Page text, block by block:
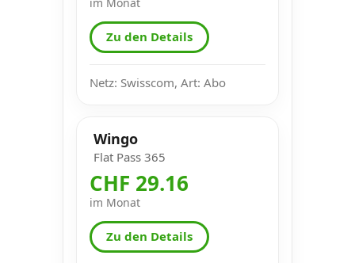
Zu den Details
Netz: Swisscom, Art: Abo
Wingo
Flat Pass 365
CHF 29.16
im Monat
Zu den Details